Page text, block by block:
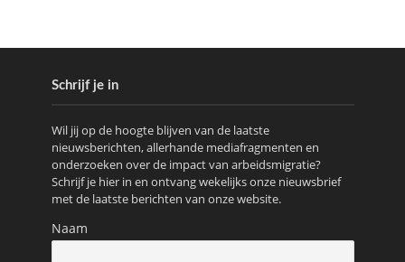
Schrijf je in
Wil jij op de hoogte blijven van de laatste
nieuwsberichten, allerhande mediafragmenten en
onderzoeken over de impact van arbeidsmigratie?
Schrijf je hier in en ontvang wekelijks onze nieuwsbrief
met de laatste berichten van onze website.
Naam